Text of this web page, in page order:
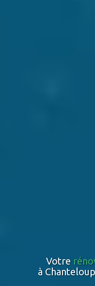
Votre
à